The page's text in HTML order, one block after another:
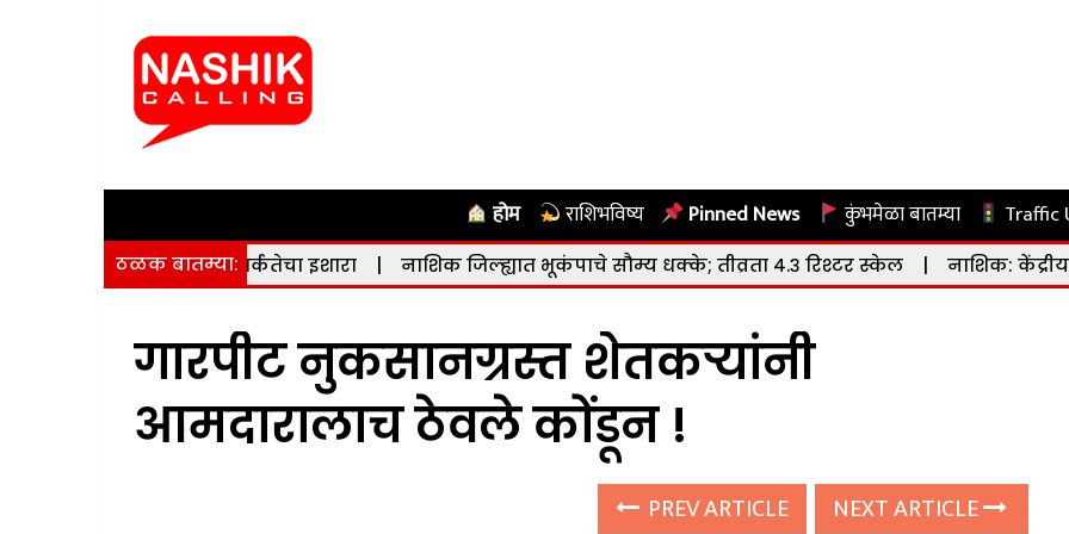
होम राशिभविष्य Pinned News कुंभमेळा बातम्या Traffic
ठळक बातम्या:
सतर्कतेचा इशारा | नाशिक जिल्ह्यात भूकंपाचे सौम्य धक्के; तीव्रता ४.३ रिश्टर स्केल | नाशिक: केंद्रीय संस्कृत
गारपीट नुकसानग्रस्त शेतकऱ्यांनी
आमदारालाच ठेवले कोंडून !
PREV ARTICLE NEXT ARTICLE